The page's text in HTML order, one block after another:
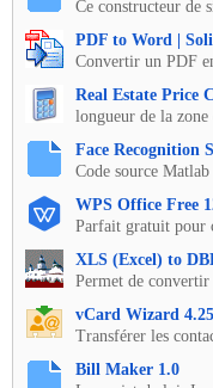
Ce constructeur de
PDF to Word |
Convertir un PDF
Real Estate Price
longueur de la
Face Recognition
Code source Matlab
WPS Office Free
Parfait gratuit pour
XLS (Excel) to
Permet de
vCard Wizard 4.25
Transférer les
Bill Maker 1.0